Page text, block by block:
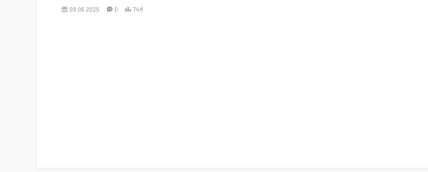
09.06.2025 0 748